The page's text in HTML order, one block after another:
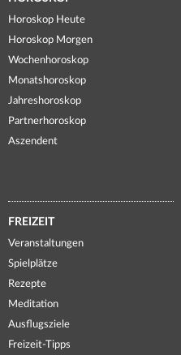
Horoskop Heute
Horoskop Morgen
Wochenhoroskop
Monatshoroskop
Jahreshoroskop
Partnerhoroskop
Aszendent
FREIZEIT
Veranstaltungen
Spielplätze
Rezepte
Meditation
Ausflugsziele
Freizeit-Tipps